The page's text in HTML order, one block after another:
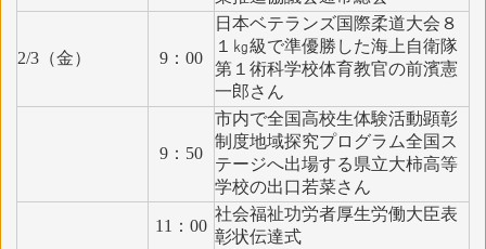
2/3（金） 9：00
日本ベテランズ国際柔道大会８
１㎏級で準優勝した海上自衛隊
第１術科学校体育教官の前濱憲
一郎さん
9：50
市内で全国高校生体験活動顕彰
制度地域探究プログラム全国ス
テージへ出場する県立大柿高等
学校の出口若菜さん
11：00
社会福祉功労者厚生労働大臣表
彰状伝達式